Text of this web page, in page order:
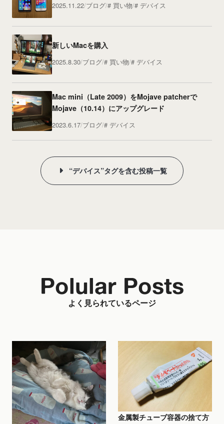
2025.11.22 ブログ 買い物 デバイス
新しいMacを購入
2025.8.30 ブログ 買い物 デバイス
Mac mini（Late 2009）をMojave patcherで
Mojave（10.14）にアップグレード
2023.6.17 ブログ デバイス
“デバイス”タグを含む投稿一覧
よく見られているページ
Polular Posts
金属製チューブ容器の捨て方